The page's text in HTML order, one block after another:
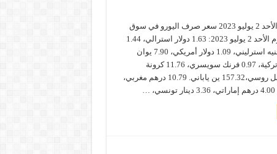
سعر صرف اليورو الأحد 2 يوليو 2023 سعر صرف اليورو في سوق
الأوراق المالية اليوم الأحد 2 يوليو 2023: 1.63 دولار استرالي، 1.44
دولار كندي، 0.86 جنيه استرليني، 1.09 دولار أمريكي، 7.90 يوان
صيني. 28.40 ليرة تركية، 0.97 فرنك سويسري، 11.76 كرونة
سويدية، 96.83 روبل روسي،157.32 ين ياباني. 10.79 درهم مغربي،